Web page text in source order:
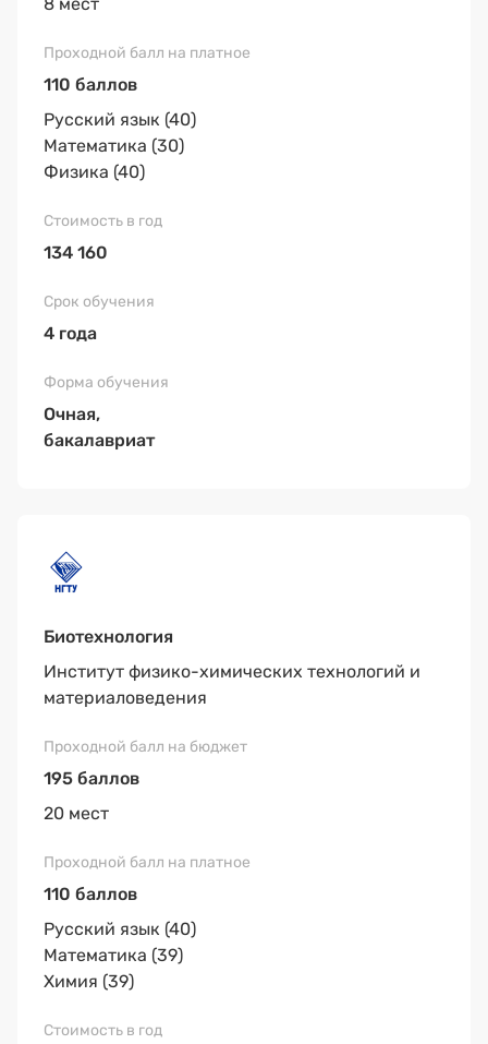
110 баллов
Русский язык (40)
Математика (30)
Физика (40)
134 160
4 года
Очная,
бакалавриат
Биотехнология
Институт физико-химических технологий и
материаловедения
195 баллов
20 мест
110 баллов
Русский язык (40)
Математика (39)
Химия (39)